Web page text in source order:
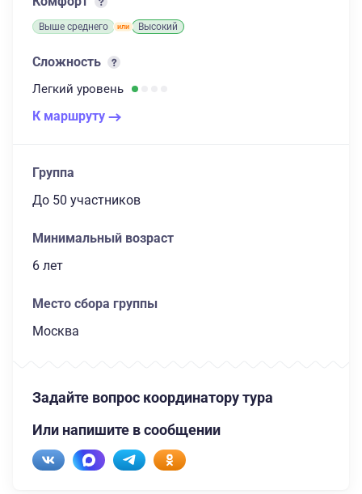
Выше среднего Высокий
Сложность
Легкий уровень
К маршруту
Группа
до 50 участников
Минимальный возраст
6 лет
Место сбора группы
Москва
Задайте вопрос координатору тура
Или напишите в сообщении